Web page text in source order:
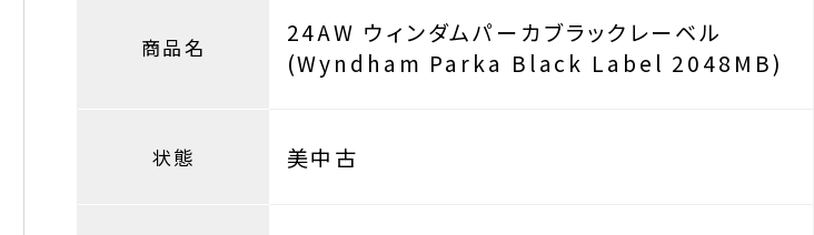
商品名
24AW ウィンダムパーカブラックレーベル
(Wyndham Parka Black Label 2048MB)
状態 美中古